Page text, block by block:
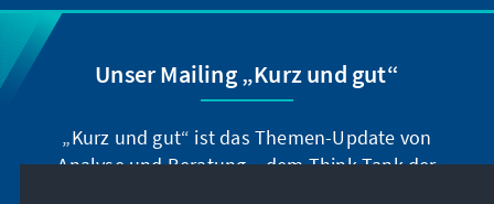
Unser Mailing „Kurz und gut“
„Kurz und gut“ ist das Themen-Update von
Analyse und Beratung – dem Think-Tank der